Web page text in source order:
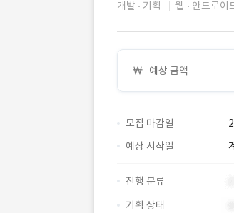
개발 기획 웹 안드로이
예상 금액
모집 마감일
예상 시작일
진행 분류
기획 상태